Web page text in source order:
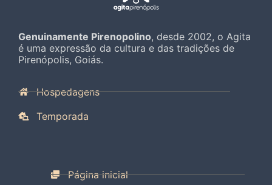
Genuinamente Pirenopolino, desde 2002, o Agita
é uma expressão da cultura e das tradições de
Pirenópolis, Goiás.
Hospedagens
Temporada
Página inicial